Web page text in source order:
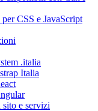
CSS e JavaScript
.italia
Italia
e servizi